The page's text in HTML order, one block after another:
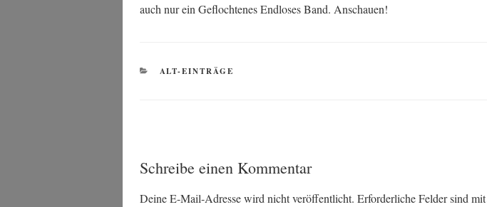
auch nur ein Gefloch­te­nes End­lo­ses Band. Anschauen!
KATEGORIEN
ALT-EINTRÄGE
Schreibe einen Kommentar
Deine E-Mail-Adresse wird nicht veröffentlicht. Erforderliche Felder sind mit